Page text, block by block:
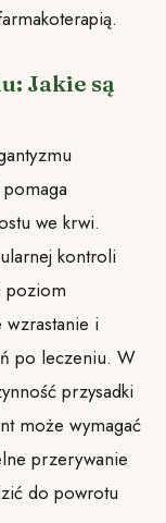
Jakie są
we krwi.
kontroli
poziom
i
po leczeniu. W
przysadki
może wymagać
przerywanie
do powrotu